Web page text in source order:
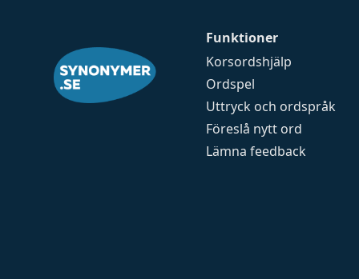
Funktioner
Korsordshjälp
Ordspel
Uttryck och ordspråk
Föreslå nytt ord
Lämna feedback